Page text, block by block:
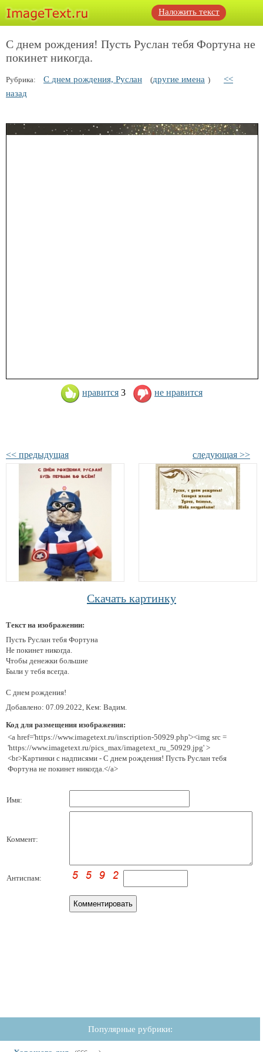
Наложить текст
С днем рождения! Пусть Руслан тебя Фортуна не
покинет никогда.
Рубрика: С днем рождения, Руслан (другие имена )
<<
назад
нравится 3 не нравится
<< предыдущая следующая >>
Скачать картинку
Текст на изображении:
Пусть Руслан тебя Фортуна
Не покинет никогда.
Чтобы денежки большие
Были у тебя всегда.
С днем рождения!
Добавлено: 07.09.2022, Кем: Вадим.
Код для размещения изображения:
<a href='https://www.imagetext.ru/inscription-50929.php'><img src =
'https://www.imagetext.ru/pics_max/imagetext_ru_50929.jpg' >
<br>Картинки с надписями - С днем рождения! Пусть Руслан тебя
Фортуна не покинет никогда.</a>
Имя:
Коммент:
Антиспам:
Популярные рубрики: